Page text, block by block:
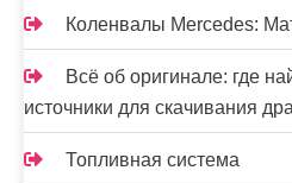
Коленвалы Mercedes:
Всё об оригинале: где
источники для скачивания
Топливная система